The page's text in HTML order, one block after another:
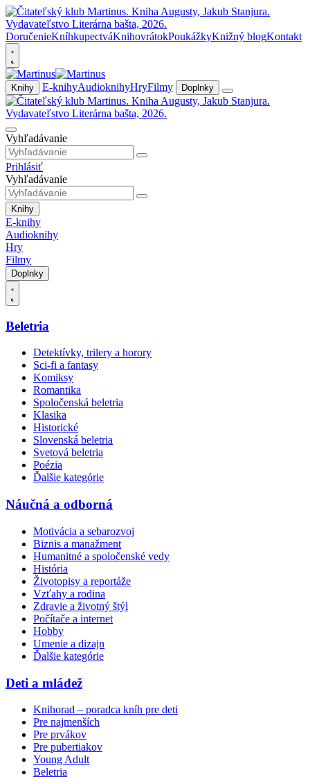
DoručenieKníhkupectváKnihovrátokPoukážkyKnižný blogKontakt
Knihy E-knihyAudioknihyHryFilmy Doplnky
Vyhľadávanie
Prihlásiť
Vyhľadávanie
Knihy
E-knihy
Audioknihy
Hry
Filmy
Doplnky
Beletria
Detektívky, trilery a horory
Sci-fi a fantasy
Komiksy
Romantika
Spoločenská beletria
Klasika
Historické
Slovenská beletria
Svetová beletria
Poézia
Ďalšie kategórie
Náučná a odborná
Motivácia a sebarozvoj
Biznis a manažment
Humanitné a spoločenské vedy
História
Životopisy a reportáže
Vzťahy a rodina
Zdravie a životný štýl
Počítače a internet
Hobby
Umenie a dizajn
Ďalšie kategórie
Deti a mládež
Knihorad – poradca kníh pre deti
Pre najmenších
Pre prvákov
Pre pubertiakov
Young Adult
Beletria